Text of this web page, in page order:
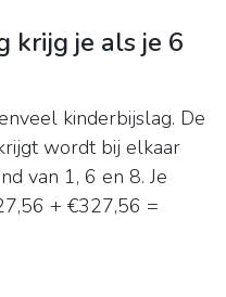
krijg je als je 6
kinderbijslag. De
wordt bij elkaar
van 1, 6 en 8. Je
+ €327,56 =